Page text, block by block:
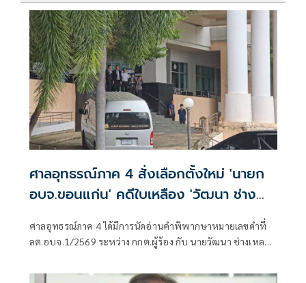
ศาลอุทธรณ์ภาค 4 สั่งเลือกตั้งใหม่ 'นายก
อบจ.ขอนแก่น' คดีใบเหลือง 'วัฒนา ช่าง
ศาลอุทธรณ์ภาค 4 ได้มีการนัดอ่านคำพิพากษาหมายเลขดำที่
ลต.อบจ.1/2569 ระหว่าง กกต.ผู้ร้อง กับ นายวัฒนา ช่างเหลา
บริหารท้องถิ่น (ขอให้มีการเลือกตั้ง นายก อบจ.ใหม่)